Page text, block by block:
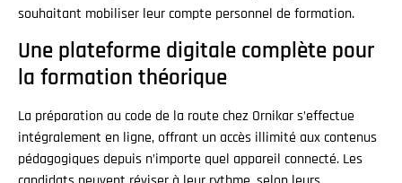
souhaitant mobiliser leur compte personnel de formation.
Une plateforme digitale complète pour
la formation théorique
La préparation au code de la route chez Ornikar s’effectue
intégralement en ligne, offrant un accès illimité aux contenus
pédagogiques depuis n’importe quel appareil connecté. Les